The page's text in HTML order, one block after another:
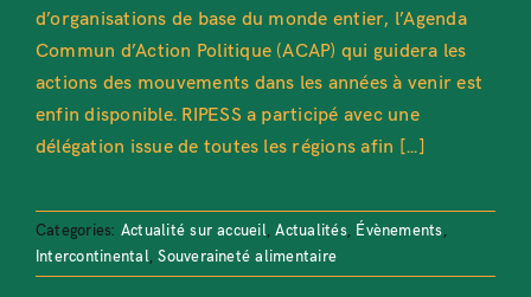
d’organisations de base du monde entier, l’Agenda
Commun d’Action Politique (ACAP) qui guidera les
actions des mouvements dans les années à venir est
enfin disponible. RIPESS a participé avec une
délégation issue de toutes les régions afin [...]
Categories: Actualité sur accueil,Actualités, Évènements,
Intercontinental,Souveraineté alimentaire